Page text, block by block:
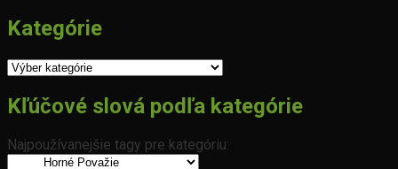
Kategórie
Kategórie
Kľúčové slová podľa kategórie
Najpoužívanejšie tagy pre kategóriu: